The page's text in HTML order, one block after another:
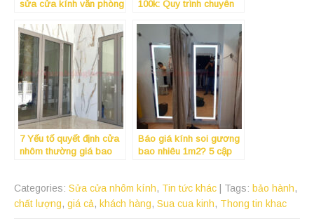
sửa cửa kính văn phòng
“chém”
100k: Quy trình chuyên
Nhôm Kính Thành Long
7 Yếu tố quyết định cửa
nhôm thường giá bao
Báo giá kính soi gương
bao nhiêu 1m2? 5 cập
Categories: Sửa cửa nhôm kính, Tin tức khác | Tags: bảo hành,
chất lượng, giá cả, khách hàng, Sua cua kinh, Thong tin khac